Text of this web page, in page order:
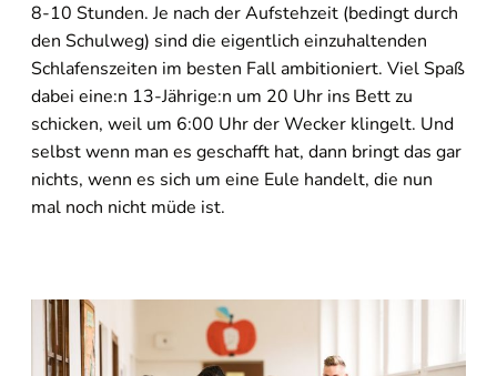
8-10 Stunden. Je nach der Aufstehzeit (bedingt durch
den Schulweg) sind die eigentlich einzuhaltenden
Schlafenszeiten im besten Fall ambitioniert. Viel Spaß
dabei eine:n 13-Jährige:n um 20 Uhr ins Bett zu
schicken, weil um 6:00 Uhr der Wecker klingelt. Und
selbst wenn man es geschafft hat, dann bringt das gar
nichts, wenn es sich um eine Eule handelt, die nun
mal noch nicht müde ist.